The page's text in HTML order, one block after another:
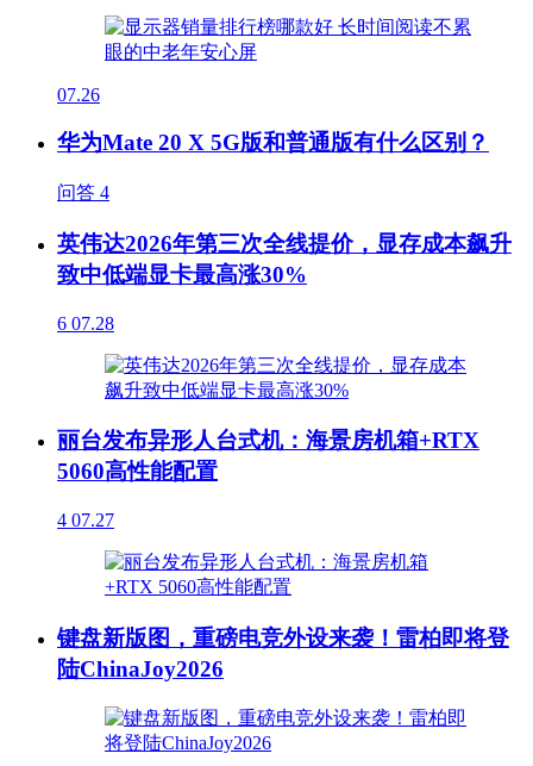
07.26
华为Mate 20 X 5G版和普通版有什么区别？
问答 4
英伟达2026年第三次全线提价，显存成本飙升
致中低端显卡最高涨30%
6 07.28
丽台发布异形人台式机：海景房机箱+RTX
5060高性能配置
4 07.27
键盘新版图，重磅电竞外设来袭！雷柏即将登
陆ChinaJoy2026